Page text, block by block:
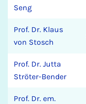
Seng
Prof. Dr. Klaus
von Stosch
Prof. Dr. Jutta
Ströter-Bender
Prof. Dr. em.